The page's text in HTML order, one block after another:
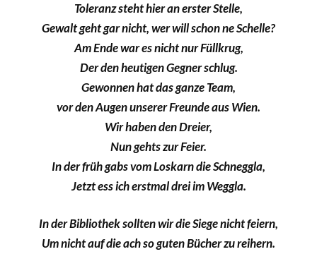
Toleranz steht hier an erster Stelle,
Gewalt geht gar nicht, wer will schon ne Schelle?
Am Ende war es nicht nur Füllkrug,
Der den heutigen Gegner schlug.
Gewonnen hat das ganze Team,
vor den Augen unserer Freunde aus Wien.
Wir haben den Dreier,
Nun gehts zur Feier.
In der früh gabs vom Loskarn die Schneggla,
Jetzt ess ich erstmal drei im Weggla.
In der Bibliothek sollten wir die Siege nicht feiern,
Um nicht auf die ach so guten Bücher zu reihern.